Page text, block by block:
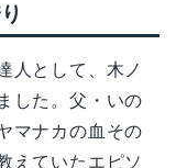
人として、木ノ
した。父・いの
マナカの血その
えていたエピソ